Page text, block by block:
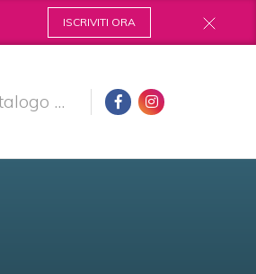
ISCRIVITI ORA